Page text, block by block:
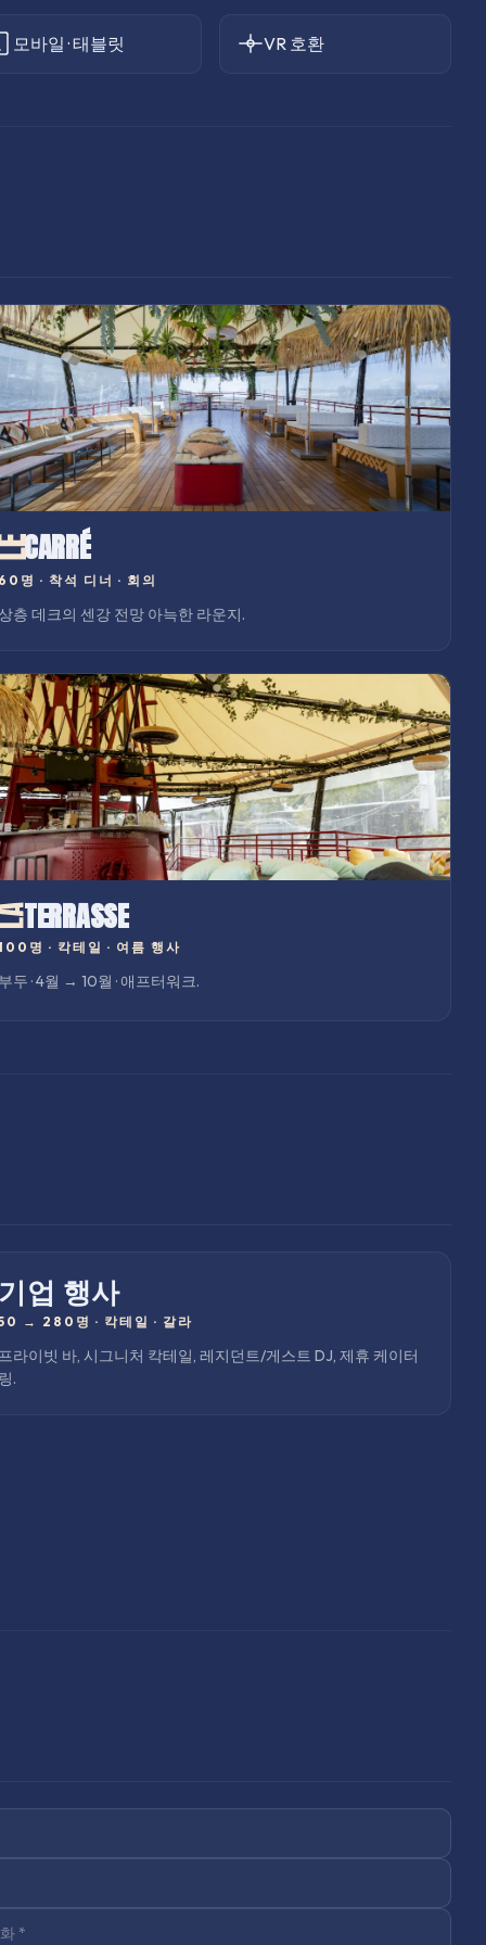
모바일 · 태블릿 VR 호환
CARRÉ
명 · 착석 디너 · 회의
층 데크의 센강 전망 아늑한 라운지.
TERRASSE
명 · 칵테일 · 여름 행사
두 · 4월 → 10월 · 애프터워크.
업 행사
→ 280명 · 칵테일 · 갈라
라이빗 바, 시그니처 칵테일, 레지던트/게스트 DJ, 제휴 케이터
.